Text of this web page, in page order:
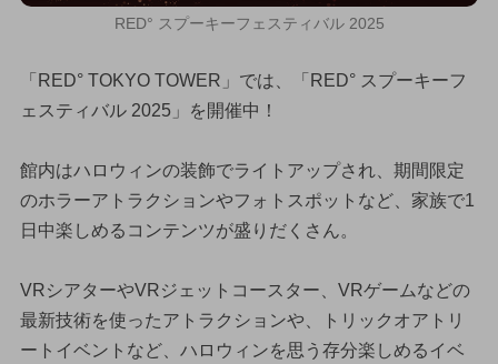
RED° スプーキーフェスティバル 2025
「RED° TOKYO TOWER」では、「RED° スプーキーフ
ェスティバル 2025」を開催中！
館内はハロウィンの装飾でライトアップされ、期間限定
のホラーアトラクションやフォトスポットなど、家族で1
日中楽しめるコンテンツが盛りだくさん。
VRシアターやVRジェットコースター、VRゲームなどの
最新技術を使ったアトラクションや、トリックオアトリ
ートイベントなど、ハロウィンを思う存分楽しめるイベ